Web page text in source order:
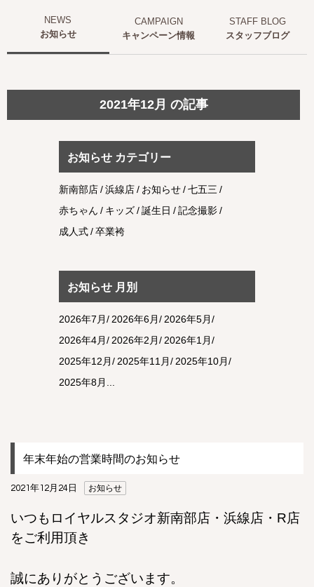
お知らせ キャンペーン情報 スタッフブログ
2021年12月 の記事
年末年始の営業時間のお知らせ
2021年12月24日 お知らせ
いつもロイヤルスタジオ新南部店・浜線店・R店
をご利用頂き
誠にありがとうございます。
お知らせ カテゴリー
新南部店 浜線店 お知らせ
七五三
赤ちゃん
キッズ 誕生日
記念撮影
成人式
卒業袴
お知らせ 月別
2026年7月 2026年6月
2026年5月
2026年4月
2026年2月
2026年1月
2025年12月
2025年11月
2025年10月
2025年8月